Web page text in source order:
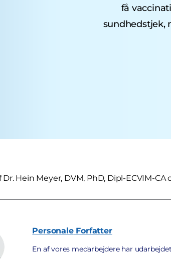
få
sundhedstjek,
Hein Meyer, DVM, PhD, Dipl-ECVIM-CA
Personale Forfatter
En af vores medarbejdere har